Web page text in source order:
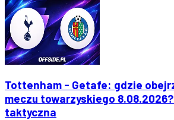
Tottenham - Getafe: gdzie
meczu towarzyskiego
taktyczna